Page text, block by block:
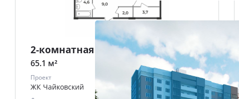
2-комнатная
65.1 м²
Проект
ЖК Чайковский